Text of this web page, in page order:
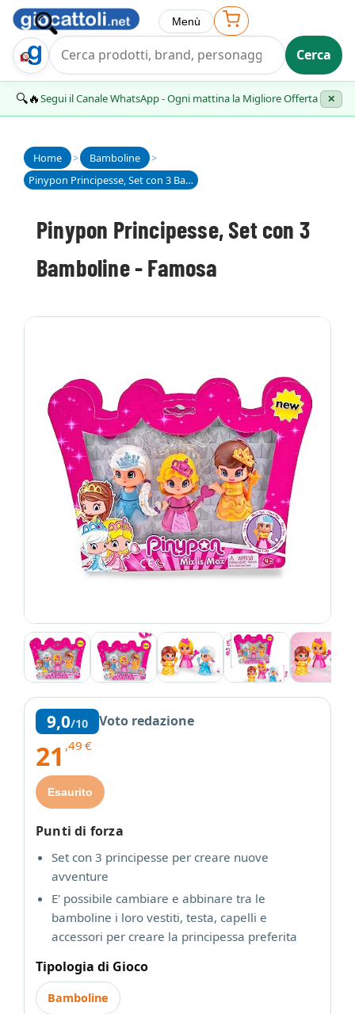
Trova Regalo Cerca
Menù
🔍🔥Segui il Canale WhatsApp - Ogni mattina la Migliore Offerta ✕
Home > Bamboline
>
Pinypon Principesse, Set con 3 Bamboline - Famosa
Pinypon Principesse, Set con 3
Bamboline - Famosa
9,0/10 Voto redazione
21 ,49 €
Esaurito
Punti di forza
Set con 3 principesse per creare nuove
avventure
E' possibile cambiare e abbinare tra le
bamboline i loro vestiti, testa, capelli e
accessori per creare la principessa preferita
Tipologia di Gioco
Bamboline